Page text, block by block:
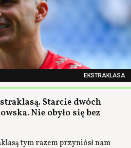
EKSTRAKLASA
Starcie dwóch
Nie obyło się bez
tym razem przyniósł nam